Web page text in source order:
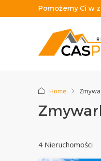
Pomożemy Ci w
Home
4 Nieruchomości